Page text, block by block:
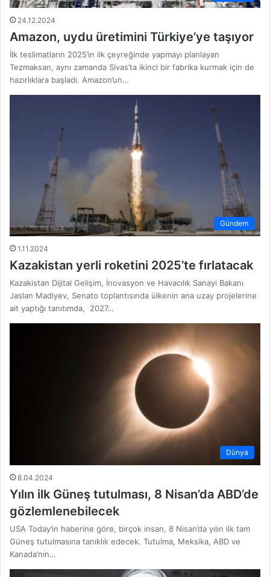
24.12.2024
Amazon, uydu üretimini Türkiye’ye taşıyor
İlk teslimatların 2025’in ilk çeyreğinde yapmayı planlayan
Tezmaksan, aynı zamanda Sivas’ta ikinci bir fabrika kurmak için de
hazırlıklara başladı. Amazon’un…
Gündem
1.11.2024
Kazakistan yerli roketini 2025’te fırlatacak
Kazakistan Dijital Gelişim, İnovasyon ve Havacılık Sanayi Bakanı
Jaslan Madiyev, Senato toplantısında ülkenin ana uzay projelerine
ait yaptığı tanıtımda, 2027…
Dünya
8.04.2024
Yılın ilk Güneş tutulması, 8 Nisan’da ABD’de
gözlemlenebilecek
USA Today’in haberine göre, birçok insan, 8 Nisan’da yılın ilk tam
Güneş tutulmasına tanıklık edecek. Tutulma, Meksika, ABD ve
Kanada’nın…